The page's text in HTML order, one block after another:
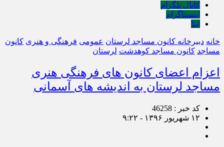
کانال تلگرام
اینستاگرام
ایتا
خانه دبیرخانه کانون مساجد لرستان عمومی فرهنگی و هنری کانون
مساجد کانون مساجد کوهدشت لرستان
اعزام اعضای کانون های فرهنگی هنری
مساجد لرستان به اندیشه های آسمانی
کد خبر : 46258
۱۲ شهریور ۱۳۹۶ - ۹:۲۲